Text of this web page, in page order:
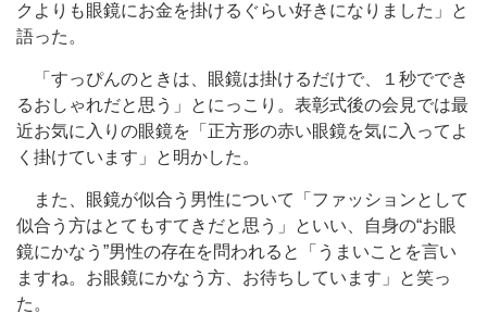
クよりも眼鏡にお金を掛けるぐらい好きになりました」と
語った。
「すっぴんのときは、眼鏡は掛けるだけで、１秒ででき
るおしゃれだと思う」とにっこり。表彰式後の会見では最
近お気に入りの眼鏡を「正方形の赤い眼鏡を気に入ってよ
く掛けています」と明かした。
また、眼鏡が似合う男性について「ファッションとして
似合う方はとてもすてきだと思う」といい、自身の“お眼
鏡にかなう”男性の存在を問われると「うまいことを言い
ますね。お眼鏡にかなう方、お待ちしています」と笑っ
た。